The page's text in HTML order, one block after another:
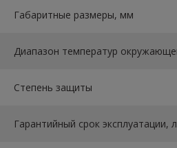
Габаритные размеры, мм
Диапазон температур
Степень защиты
Гарантийный срок эксплуатации,